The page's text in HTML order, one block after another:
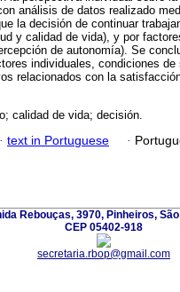
análisis de datos realizado
la decisión de continuar
y calidad de vida), y por
de autonomía). Se
individuales, condiciones de
relacionados con la
calidad de vida; decisión.
· text in Portuguese ·
Rebouças, 3970, Pinheiros, São
CEP 05402-918
secretaria.rbop@gmail.com